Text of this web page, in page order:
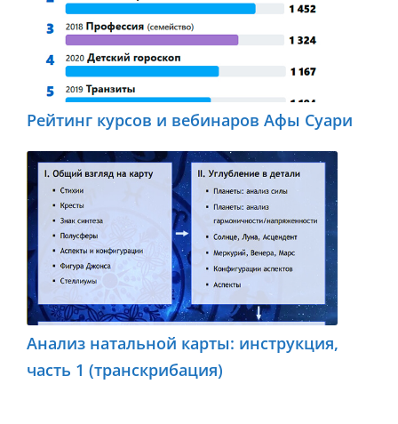
Рейтинг курсов и вебинаров Афы Суари
Анализ натальной карты: инструкция,
часть 1 (транскрибация)